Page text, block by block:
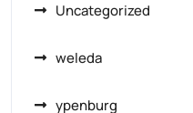
Uncategorized
weleda
ypenburg